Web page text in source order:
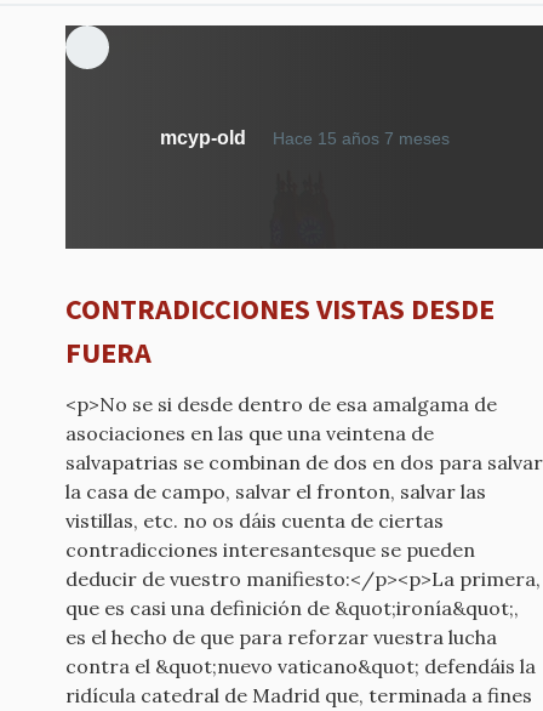
mcyp-old Hace 15 años 7 meses
CONTRADICCIONES VISTAS DESDE
FUERA
<p>No se si desde dentro de esa amalgama de
asociaciones en las que una veintena de
salvapatrias se combinan de dos en dos para salvar
la casa de campo, salvar el fronton, salvar las
vistillas, etc. no os dáis cuenta de ciertas
contradicciones interesantesque se pueden
deducir de vuestro manifiesto:</p><p>La primera,
que es casi una definición de &quot;ironía&quot;,
es el hecho de que para reforzar vuestra lucha
contra el &quot;nuevo vaticano&quot; defendáis la
ridícula catedral de Madrid que, terminada a fines